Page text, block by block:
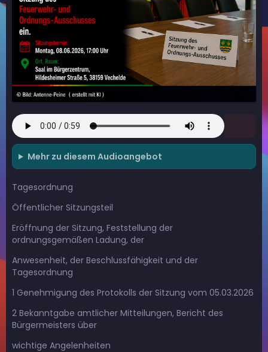
Mehr zu diesem Audioangebot
Tagesordnung
Öffentlicher Sitzungsteil
Eröffnung der Sitzung, Feststellung der
ordnungsgemäßen Ladung, der
Anwesenheit, der Beschlussfähigkeit und der
Tagesordnung
1 Genehmigung des Protokolls der Sitzung vom 05.03.2026
2 Bekanntgabe amtlicher Mitteilungen, Bericht des
Bürgermeisters über
wichtige Angelenheiten